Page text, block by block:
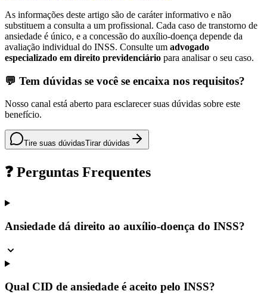
As informações deste artigo são de caráter informativo e não
substituem a consulta a um profissional. Cada caso de transtorno de
ansiedade é único, e a concessão do auxílio-doença depende da
avaliação individual do INSS. Consulte um advogado
especializado em direito previdenciário para analisar o seu caso.
💬 Tem dúvidas se você se encaixa nos requisitos?
Nosso canal está aberto para esclarecer suas dúvidas sobre este
benefício.
Tire suas dúvidasTirar dúvidas
❓ Perguntas Frequentes
Ansiedade dá direito ao auxílio-doença do INSS?
Qual CID de ansiedade é aceito pelo INSS?